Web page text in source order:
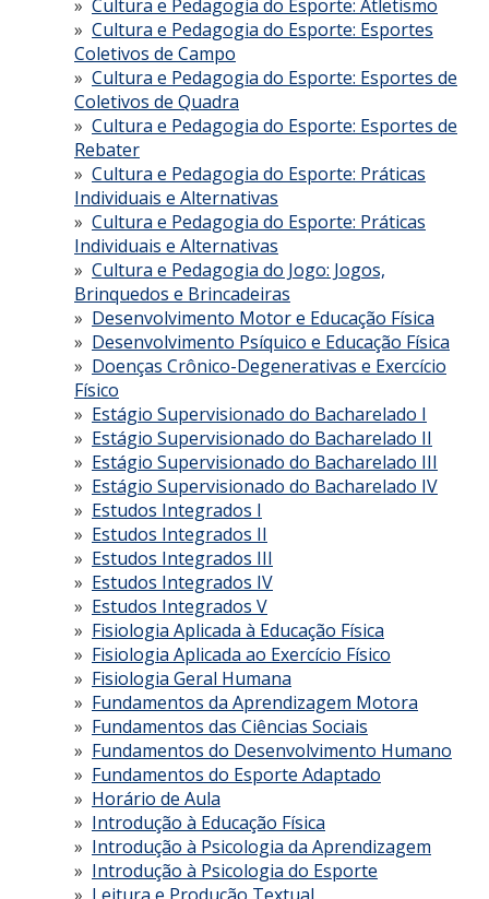
Cultura e Pedagogia do Esporte: Atletismo
Cultura e Pedagogia do Esporte: Esportes
Coletivos de Campo
Cultura e Pedagogia do Esporte: Esportes de
Coletivos de Quadra
Cultura e Pedagogia do Esporte: Esportes de
Rebater
Cultura e Pedagogia do Esporte: Práticas
Individuais e Alternativas
Cultura e Pedagogia do Esporte: Práticas
Individuais e Alternativas
Cultura e Pedagogia do Jogo: Jogos,
Brinquedos e Brincadeiras
Desenvolvimento Motor e Educação Física
Desenvolvimento Psíquico e Educação Física
Doenças Crônico-Degenerativas e Exercício
Físico
Estágio Supervisionado do Bacharelado I
Estágio Supervisionado do Bacharelado II
Estágio Supervisionado do Bacharelado III
Estágio Supervisionado do Bacharelado IV
Estudos Integrados I
Estudos Integrados II
Estudos Integrados III
Estudos Integrados IV
Estudos Integrados V
Fisiologia Aplicada à Educação Física
Fisiologia Aplicada ao Exercício Físico
Fisiologia Geral Humana
Fundamentos da Aprendizagem Motora
Fundamentos das Ciências Sociais
Fundamentos do Desenvolvimento Humano
Fundamentos do Esporte Adaptado
Horário de Aula
Introdução à Educação Física
Introdução à Psicologia da Aprendizagem
Introdução à Psicologia do Esporte